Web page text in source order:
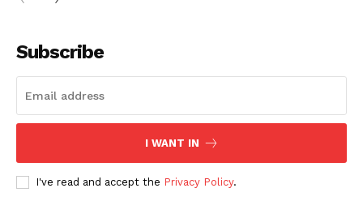
Subscribe
I WANT IN
I've read and accept the Privacy Policy.